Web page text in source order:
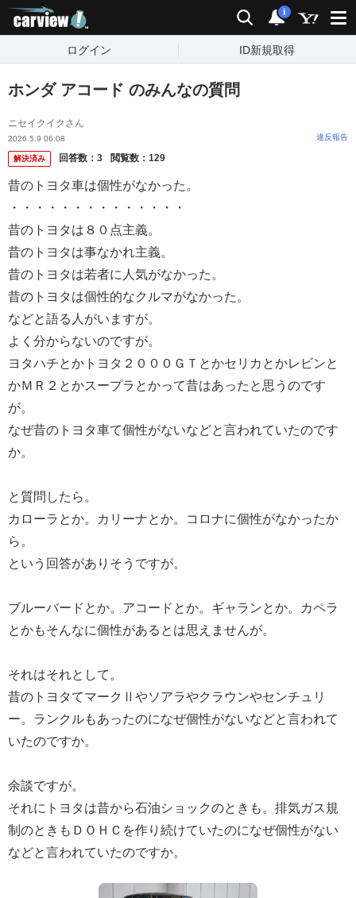
検索 通知
i
ログイン ID新規取得
ホンダ アコード のみんなの質問
ニセイクイクさん
2026.5.9 06:08 違反報告
解決済み 回答数： 3 閲覧数： 129
昔のトヨタ車は個性がなかった。
・・・・・・・・・・・・・・
昔のトヨタは８０点主義。
昔のトヨタは事なかれ主義。
昔のトヨタは若者に人気がなかった。
昔のトヨタは個性的なクルマがなかった。
などと語る人がいますが。
よく分からないのですが。
ヨタハチとかトヨタ２０００ＧＴとかセリカとかレビンと
かＭＲ２とかスープラとかって昔はあったと思うのです
が。
なぜ昔のトヨタ車て個性がないなどと言われていたのです
か。
と質問したら。
カローラとか。カリーナとか。コロナに個性がなかったか
ら。
という回答がありそうですが。
ブルーバードとか。アコードとか。ギャランとか。カペラ
とかもそんなに個性があるとは思えませんが。
それはそれとして。
昔のトヨタてマークⅡやソアラやクラウンやセンチュリ
ー。ランクルもあったのになぜ個性がないなどと言われて
いたのですか。
余談ですが。
それにトヨタは昔から石油ショックのときも。排気ガス規
制のときもＤＯＨＣを作り続けていたのになぜ個性がない
などと言われていたのですか。